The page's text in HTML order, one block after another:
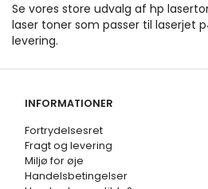
Se vores store udvalg af hp
laser toner som passer til laserjet
levering.
INFORMATIONER
Fortrydelsesret
Fragt og levering
Miljø for øje
Handelsbetingelser